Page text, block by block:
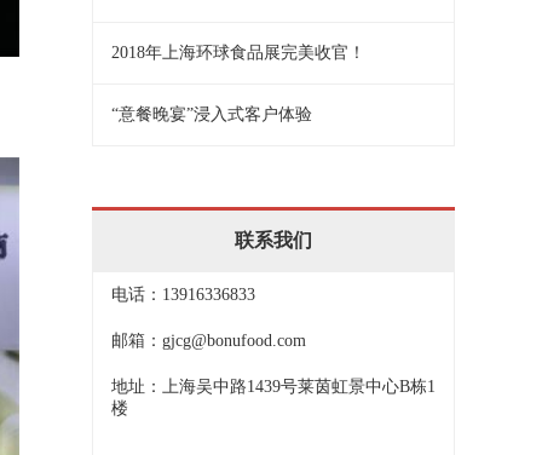
幕，上海宝浓食品带您精彩回顾！
2018年上海环球食品展完美收官！
“意餐晚宴”浸入式客户体验
联系我们
电话：13916336833
邮箱：gjcg@bonufood.com
地址：上海吴中路1439号莱茵虹景中心B栋1
楼